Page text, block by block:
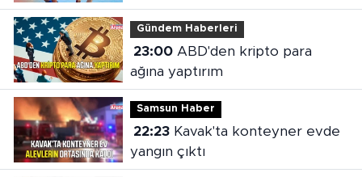
Gündem Haberleri
23:00ABD'den kripto para
ağına yaptırım
Samsun Haber
22:23Kavak'ta konteyner evde
yangın çıktı